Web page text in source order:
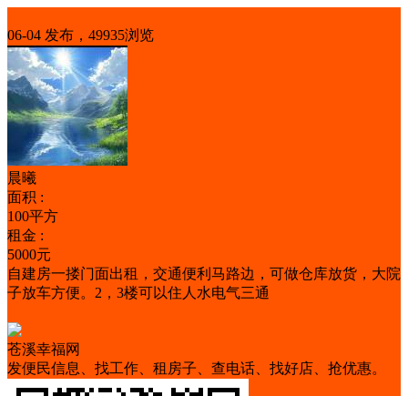
06-04 发布，49935浏览
晨曦
面积 :
100平方
租金 :
5000元
自建房一搂门面出租，交通便利马路边，可做仓库放货，大院
子放车方便。2，3楼可以住人水电气三通
苍溪幸福网
发便民信息、找工作、租房子、查电话、找好店、抢优惠。